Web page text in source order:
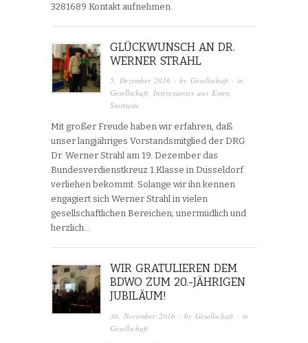
3281689 Kontakt aufnehmen.
GLÜCKWUNSCH AN DR.
WERNER STRAHL
5. Dezember 2016 · byGesellschaft · in
Gesellschaft,Interessantes aus Essen,
Startseite
Mit großer Freude haben wir erfahren, daß
unser langjähriges Vorstandsmitglied der DRG
Dr. Werner Strahl am 19. Dezember das
Bundesverdienstkreuz 1.Klasse in Düsseldorf
verliehen bekommt. Solange wir ihn kennen
engagiert sich Werner Strahl in vielen
gesellschaftlichen Bereichen; unermüdlich und
herzlich…
WIR GRATULIEREN DEM
BDWO ZUM 20.-JÄHRIGEN
JUBILÄUM!
30. November 2016 · byGesellschaft · in
Gesellschaft